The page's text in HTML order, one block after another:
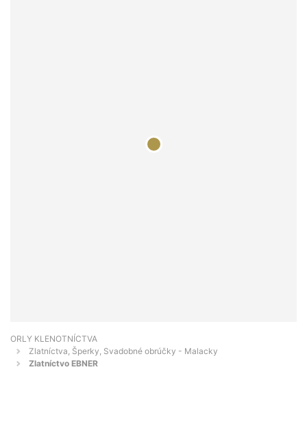
ORLY KLENOTNÍCTVA
Zlatníctva, Šperky, Svadobné obrúčky - Malacky
Zlatníctvo EBNER